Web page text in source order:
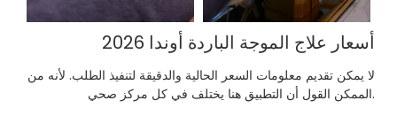
أسعار علاج الموجة الباردة أوندا 2026
لا يمكن تقديم معلومات السعر الحالية والدقيقة لتنفيذ الطلب. لأنه من
الممكن القول أن التطبيق هنا يختلف في كل مركز صحي.